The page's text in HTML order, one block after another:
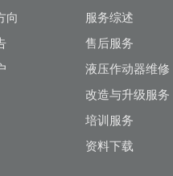
向
服务综述
售后服务
液压作动器维修
改造与升级服务
培训服务
资料下载